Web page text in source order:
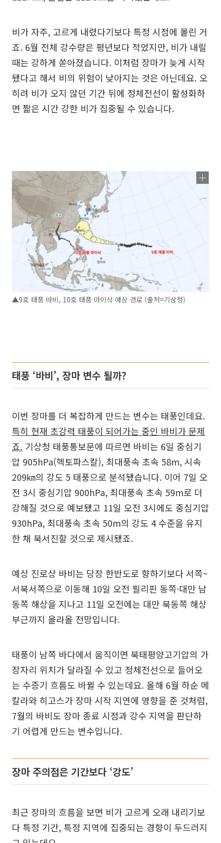
비가 자주, 고르게 내렸다기보다 특정 시점에 몰린 거
죠. 6월 전체 강수량은 평년보다 적었지만, 비가 내릴
때는 강하게 쏟아졌습니다. 이처럼 장마가 늦게 시작
됐다고 해서 비의 위험이 낮아지는 것은 아닌데요. 오
히려 비가 오지 않던 기간 뒤에 정체전선이 활성화하
면 짧은 시간 강한 비가 집중될 수 있습니다.
▲9호 태풍 바비, 10호 태풍 마이삭 예상 경로 (출처=기상청)
태풍 ‘바비’, 장마 변수 될까?
이번 장마를 더 복잡하게 만드는 변수는 태풍인데요.
특히 현재 초강력 태풍이 되어가는 중인 바비가 문제
죠. 기상청 태풍통보문에 따르면 바비는 6일 중심기
압 905hPa(헥토파스칼), 최대풍속 초속 58m, 시속
209㎞의 강도 5 태풍으로 분석됐습니다. 이어 7일 오
전 3시 중심기압 900hPa, 최대풍속 초속 59m로 더
강해질 것으로 예보됐고 11일 오전 3시에도 중심기압
930hPa, 최대풍속 초속 50m의 강도 4 수준을 유지
한 채 북서진할 것으로 제시됐죠.
예상 진로상 바비는 당장 한반도로 향하기보다 서쪽~
서북서쪽으로 이동해 10일 오전 필리핀 동쪽·대만 남
동쪽 해상을 지나고 11일 오전에는 대만 북동쪽 해상
부근까지 올라올 전망입니다.
태풍이 남쪽 바다에서 움직이면 북태평양고기압의 가
장자리 위치가 달라질 수 있고 정체전선으로 들어오
는 수증기 흐름도 바뀔 수 있는데요. 올해 6월 하순 메
칼라와 히고스가 장마 시작 지연에 영향을 준 것처럼,
7월의 바비도 장마 종료 시점과 강수 지역을 판단하
기 어렵게 만드는 변수입니다.
장마 주의점은 기간보다 ‘강도’
최근 장마의 흐름을 보면 비가 고르게 오래 내리기보
다 특정 기간, 특정 지역에 집중되는 경향이 두드러지